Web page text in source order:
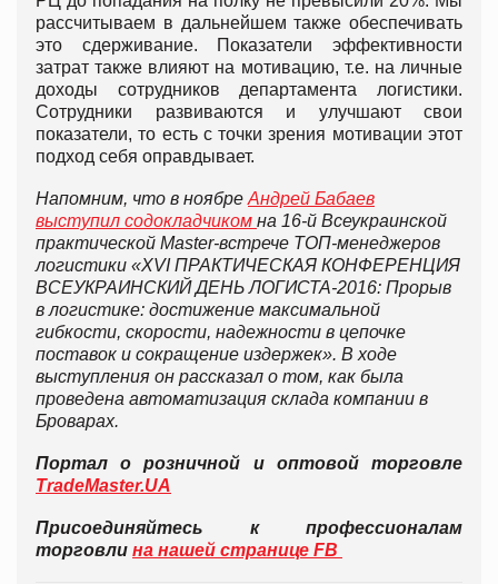
рассчитываем в дальнейшем также обеспечивать
это сдерживание. Показатели эффективности
затрат также влияют на мотивацию, т.е. на личные
доходы сотрудников департамента логистики.
Сотрудники развиваются и улучшают свои
показатели, то есть с точки зрения мотивации этот
подход себя оправдывает.
Напомним, что в ноябре Андрей Бабаев
выступил содокладчиком на 16-й Всеукраинской
практической Master-встрече ТОП-менеджеров
логистики «XVI ПРАКТИЧЕСКАЯ КОНФЕРЕНЦИЯ
ВСЕУКРАИНСКИЙ ДЕНЬ ЛОГИСТА-2016: Прорыв
в логистике: достижение максимальной
гибкости, скорости, надежности в цепочке
поставок и сокращение издержек». В ходе
выступления он рассказал о том, как была
проведена автоматизация склада компании в
Броварах.
Портал о розничной и оптовой торговле
TradeMaster.UA
Присоединяйтесь к профессионалам
торговли на нашей странице FB